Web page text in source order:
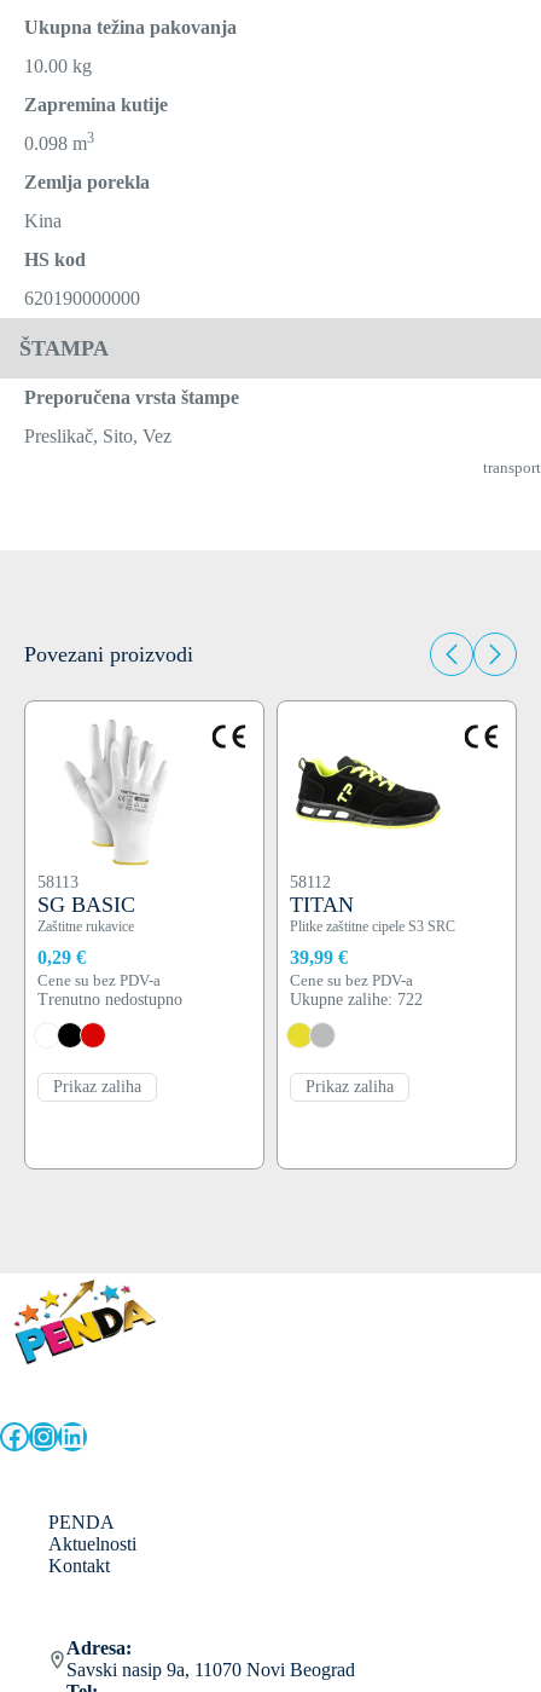
Ukupna težina pakovanja
10.00 kg
Zapremina kutije
0.098 m3
Zemlja porekla
Kina
HS kod
620190000000
ŠTAMPA
Preporučena vrsta štampe
Preslikač, Sito, Vez
transport
Povezani proizvodi
58113
SG BASIC
Zaštitne rukavice
0,29 €
Cene su bez PDV-a
Trenutno nedostupno
Prikaz zaliha
58112
TITAN
Plitke zaštitne cipele S3 SRC
39,99 €
Cene su bez PDV-a
Ukupne zalihe: 722
Prikaz zaliha
Facebook
Instagram
LinkedIn
PENDA
Aktuelnosti
Kontakt
Adresa:
Savski nasip 9a, 11070 Novi Beograd